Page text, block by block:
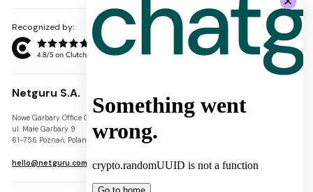
Recognized by:
Netguru S.A.
Nowe Garbary Office Center
ul. Małe Garbary 9
61-756 Poznań, Poland
VAT-ID: PL7781454968
hello@netguru.com